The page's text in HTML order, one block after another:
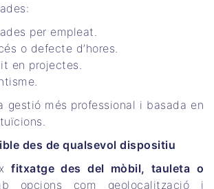
per empleat.
o defecte d’hores.
en projectes.
gestió més professional i basada en
des de qualsevol dispositiu
fitxatge des del mòbil, tauleta o
opcions com geolocalització i